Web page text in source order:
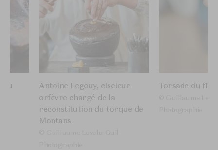
au
Antoine Legouy, ciseleur-
orfèvre chargé de la
reconstitution du torque de
Montans
Torsade du fil